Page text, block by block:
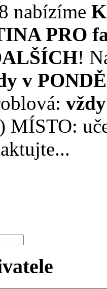
nabízíme
PRO
!
v
MÍSTO: